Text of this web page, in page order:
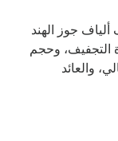
ألياف جوز الهند
التجفيف، وحجم
والعائد